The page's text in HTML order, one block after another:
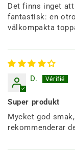
Det finns inget
fantastisk: en
välkompakta
D.
Super produkt
Mycket god
rekommenderar